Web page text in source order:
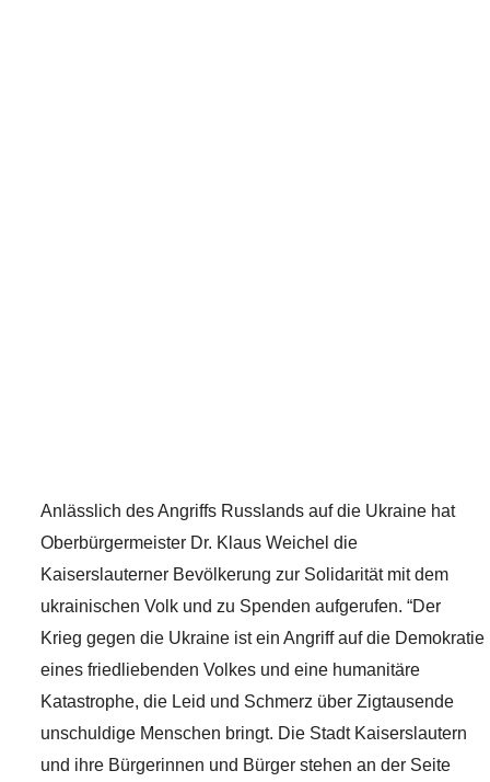
Anlässlich des Angriffs Russlands auf die Ukraine hat
Oberbürgermeister Dr. Klaus Weichel die
Kaiserslauterner Bevölkerung zur Solidarität mit dem
ukrainischen Volk und zu Spenden aufgerufen. “Der
Krieg gegen die Ukraine ist ein Angriff auf die Demokratie
eines friedliebenden Volkes und eine humanitäre
Katastrophe, die Leid und Schmerz über Zigtausende
unschuldige Menschen bringt. Die Stadt Kaiserslautern
und ihre Bürgerinnen und Bürger stehen an der Seite